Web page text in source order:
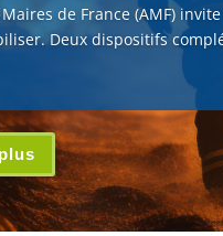
de France (AMF)
Deux dispositifs